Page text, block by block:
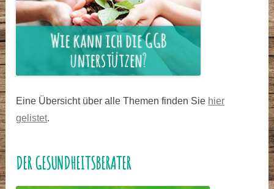
Eine Übersicht über alle Themen finden Sie hier
gelistet.
DER GESUNDHEITSBERATER